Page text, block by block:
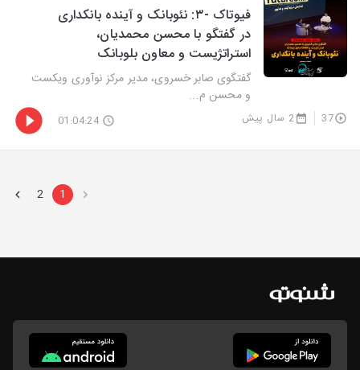
فیوتاک -۳: نئوبانک و آینده بانکداری
در گفتگو با محسن محمدیان،
استراتژیست و معاون بلوبانک
گفتگوی صابر خسروی، مدیر مرکز نوآوری ویکست
و محسن م...
37 2 سال پیش 01:04:24
1
2